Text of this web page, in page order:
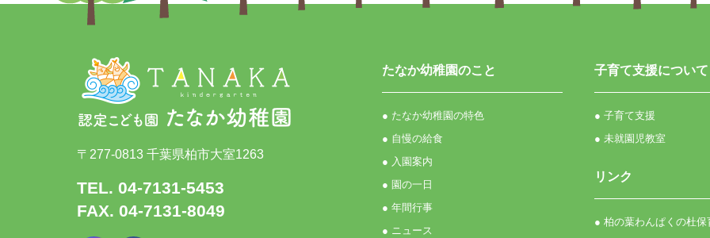
たなか幼稚園のこと
● たなか幼稚園の特色
● 自慢の給食
● 入園案内
● 園の一日
● 年間行事
● ニュース
子育て支援について
● 子育て支援
● 未就園児教室
リンク
● 柏の葉わんぱくの杜保
〒277-0813 千葉県柏市大室1263
TEL. 04-7131-5453
FAX. 04-7131-8049